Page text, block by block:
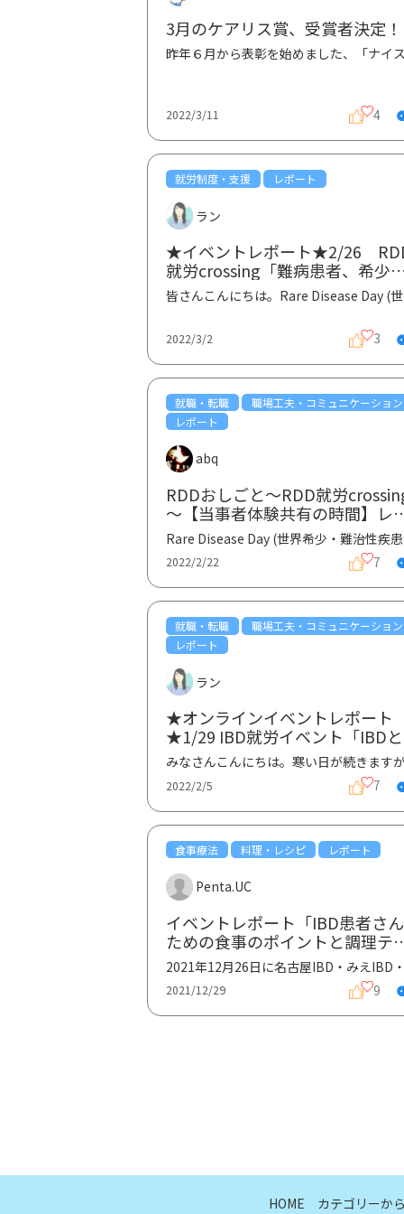
3月のケアリス賞、受賞者決定
2022/3/11 4
就労制度・支援 レポート
ラン
★イベントレポート★2/26
就労crossing「難病患者、希少
患患者の就労の今、そして未来
考える」①
皆さんこ
2022/3/2 3
就職・転職
職場工夫・コミュニケーション
レポート
abq
RDDおしごと～RDD就労
～【当事者体験共有の時間】レ
ート①
2022/2/22 7
就職・転職
職場工夫・コミュニケーション
レポート
ラン
★オンラインイベントレポート
★1/29 IBD就労イベント「IBD
もに働き続けるコツ〜コミュニ
ーション編〜」①
2022/2/5 7
食事療法 料理・レシピ レポート
Penta.UC
イベントレポート「IBD患者さ
ための食事のポイントと調理テ
ニック」
2021/12/29 9
HOME カテゴリーか